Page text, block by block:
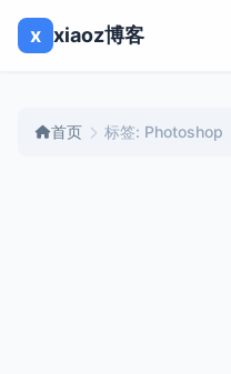
x xiaoz博客
首页 标签: Photoshop